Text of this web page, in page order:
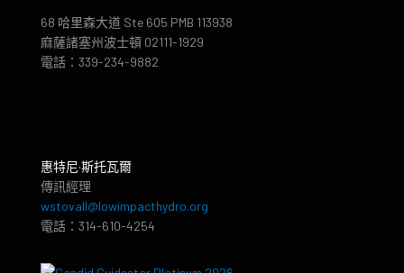
68 哈里森大道 Ste 605 PMB 113938
麻薩諸塞州波士頓 02111-1929
電話：339-234-9882
惠特尼·斯托瓦爾
傳訊經理
wstovall@lowimpacthydro.org
電話：314-610-4254